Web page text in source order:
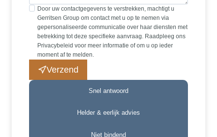
Door uw contactgegevens te verstrekken, machtigt u
Gerritsen Group om contact met u op te nemen via
gepersonaliseerde communicatie over haar diensten met
betrekking tot deze specifieke aanvraag. Raadpleeg ons
Privacybeleid voor meer informatie of om u op ieder
moment af te melden.
Verzend
Snel antwoord
Helder & eerlijk advies
Niet bindend